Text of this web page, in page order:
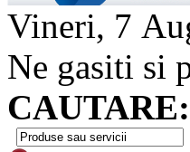
Vineri, 7
Ne gasiti
CAUTARE: